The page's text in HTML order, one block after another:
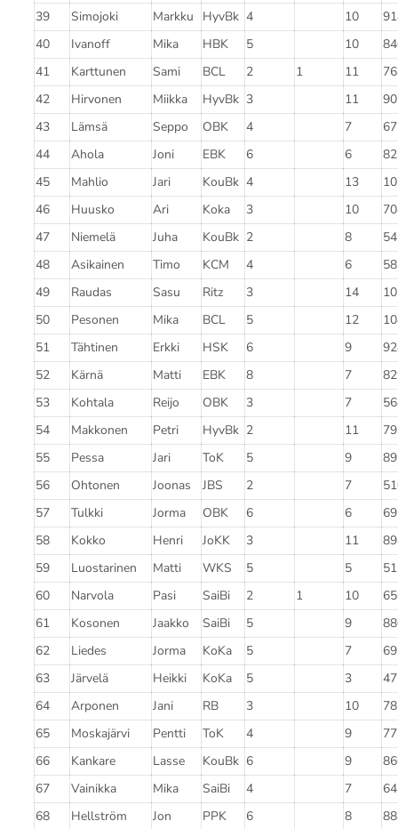
39
Simojoki Markku HyvBk 4 10
40
Ivanoff Mika HBK 5 10
41
Karttunen Sami BCL 2 1 11
42
Hirvonen Miikka HyvBk 3 11
43
Lämsä Seppo OBK 4 7
44
Ahola Joni EBK 6 6
45
Mahlio Jari KouBk 4 13
46
Huusko Ari Koka 3 10
47
Niemelä Juha KouBk 2 8
48
Asikainen Timo KCM 4 6
49
Raudas Sasu Ritz 3 14
50
Pesonen Mika BCL 5 12
51
Tähtinen Erkki HSK 6 9
52
Kärnä Matti EBK 8 7
53
Kohtala Reijo OBK 3 7
54
Makkonen Petri HyvBk 2 11
55
Pessa Jari ToK 5 9
56
Ohtonen Joonas JBS 2 7
57
Tulkki Jorma OBK 6 6
58
Kokko Henri JoKK 3 11
59
Luostarinen Matti WKS 5 5
60
Narvola Pasi SaiBi 2 1 10
61
Kosonen Jaakko SaiBi 5 9
62
Liedes Jorma KoKa 5 7
63
Järvelä Heikki KoKa 5 3
64
Arponen Jani RB 3 10
65
Moskajärvi Pentti ToK 4 9
66
Kankare Lasse KouBk 6 9
67
Vainikka Mika SaiBi 4 7
68
Hellström Jon PPK 6 8